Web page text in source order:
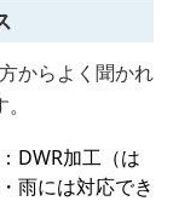
からよく聞かれ
：DWR加工（は
雨には対応でき